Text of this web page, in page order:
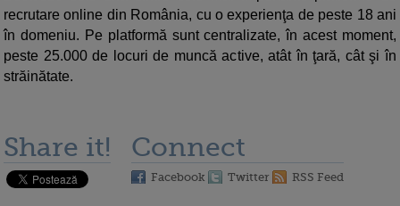
recrutare online din România, cu o experienţa de peste 18 ani
în domeniu. Pe platformă sunt centralizate, în acest moment,
peste 25.000 de locuri de muncă active, atât în ţară, cât şi în
străinătate.
Share it! Connect
Facebook Twitter RSS Feed